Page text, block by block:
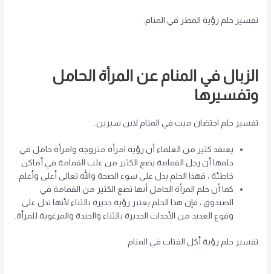
تفسير حلم رؤية المطر في المنام.
الزبال في المنام عن المرأة الحامل
وتفسيرها
تفسير حلم احتضان ميت في المنام لابن سيرين.
يعتقد كثير من العلماء أن رؤية امرأة متزوجة وامرأة حامل في
حلمها أن رجل القمامة يضع الكثير من علب القمامة في أماكن
خاطئة ، فهذا الحلم يدل على سوء الصحة والله تعالى أعلى وأعلم.
كما أن حلم المرأة الحامل أنها تضع الكثير من القمامة في
الصندوق ، فإن هذا الحلم يعتبر رؤية جديرة بالثناء لأنها تدل على
وقوع العديد من الأحداث الجديرة بالثناء والجيدة والمرغوبة للمرأة.
تفسير حلم رؤية أكل الفتات في المنام.